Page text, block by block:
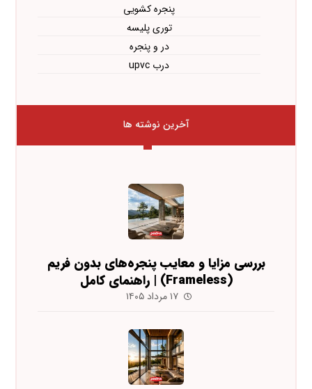
پنجره کشویی
توری پلیسه
در و پنجره
درب upvc
آخرین نوشته ها
بررسی مزایا و معایب پنجره‌های بدون فریم
(Frameless) | راهنمای کامل
۱۷ مرداد ۱۴۰۵